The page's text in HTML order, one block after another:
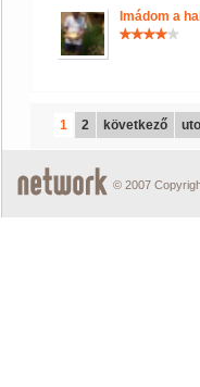
Imádom a
1 2 következő
© 2007